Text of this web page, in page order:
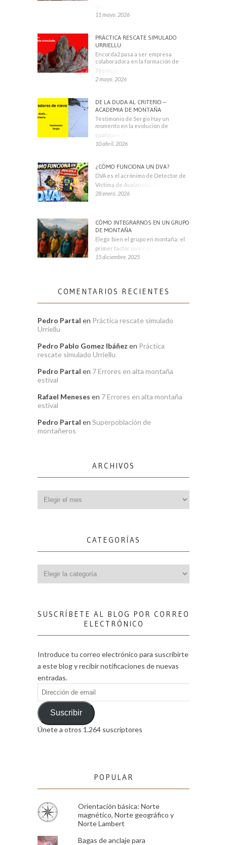
11 mayo, 2026
PRÁCTICA RESCATE SIMULADO
URRIELLU
Encorda2 pasa a ser empresa
colaboradora en la formación de
Técnicos Deportivos
2 mayo, 2026
DE LA DUDA AL CRITERIO –
ACADEMIA DE MONTAÑA
Testimonio de Sergio Hay un
momento en la evolución de
cualquier montañero
10 abril, 2026
¿CÓMO FUNCIONA UN DVA?
DVA es el acrónimo de Detector de
Víctima de Avalancha. También se
28 enero, 2026
CÓMO INTEGRARNOS EN UN GRUPO
DE MONTAÑA
Elegir bien el grupo en montaña: el
primer factor que condiciona tu
15 diciembre, 2025
COMENTARIOS RECIENTES
Pedro Partal en Práctica rescate simulado
Urriellu
Pedro Pablo Gomez Ibáñez en Práctica
rescate simulado Urriellu
Pedro Partal en 7 Errores en alta montaña
estival
Rafael Meneses en 7 Errores en alta montaña
estival
Pedro Partal en Superpoblación de
montañeros
ARCHIVOS
CATEGORÍAS
SUSCRÍBETE AL BLOG POR CORREO
ELECTRÓNICO
Introduce tu correo electrónico para suscribirte
a este blog y recibir notificaciones de nuevas
entradas.
Dirección
de
emailSuscribir
Únete a otros 1.264 suscriptores
POPULAR
Orientación básica: Norte
magnético, Norte geográfico y
Norte Lambert
Bagas de anclaje para